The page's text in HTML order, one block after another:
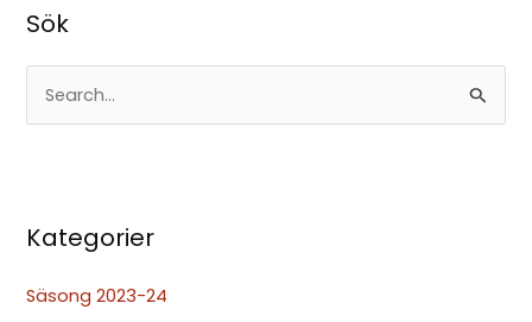
Sök
ö
f
e
Kategorier
Säsong 2023-24